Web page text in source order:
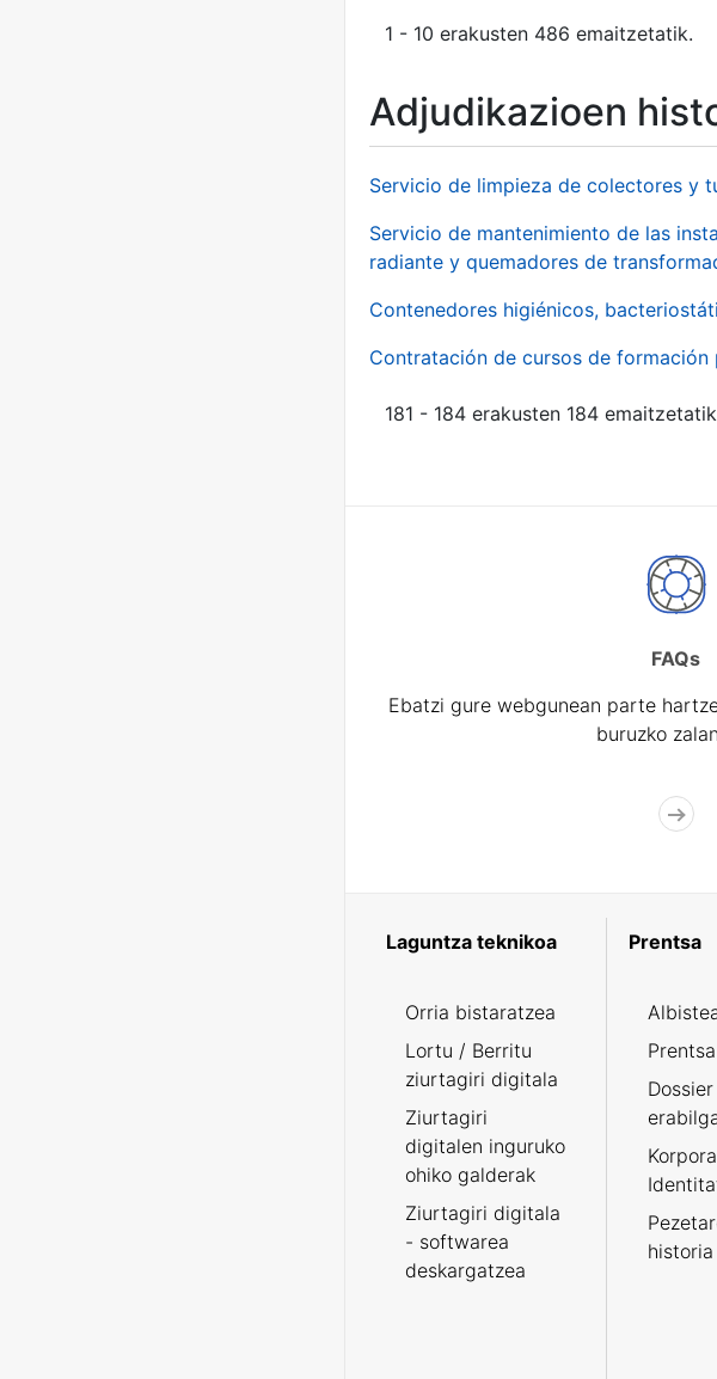
1 - 10 erakusten 486 emaitzetatik.
Adjudikazioen
Servicio de limpieza de colectores y
Servicio de mantenimiento de las
radiante y quemadores de
Contenedores higiénicos,
Contratación de cursos de
181 - 184 erakusten 184
FAQs
Ebatzi gure webgunean parte
buruzko
Laguntza teknikoa
Orria bistaratzea
Lortu / Berritu
ziurtagiri digitala
Ziurtagiri
digitalen inguruko
ohiko galderak
Ziurtagiri digitala
- softwarea
deskargatzea
Prentsa
Dossier
historia